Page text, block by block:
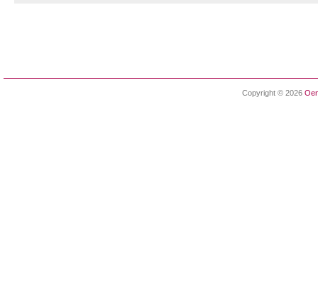
Copyright © 2026